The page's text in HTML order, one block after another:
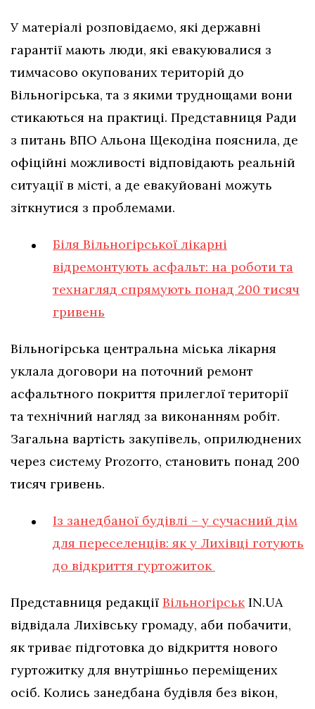
У матеріалі розповідаємо, які державні
гарантії мають люди, які евакуювалися з
тимчасово окупованих територій до
Вільногірська, та з якими труднощами вони
стикаються на практиці. Представниця Ради
з питань ВПО Альона Щекодіна пояснила, де
офіційні можливості відповідають реальній
ситуації в місті, а де евакуйовані можуть
зіткнутися з проблемами.
Біля Вільногірської лікарні
відремонтують асфальт: на роботи та
технагляд спрямують понад 200 тисяч
гривень
Вільногірська центральна міська лікарня
уклала договори на поточний ремонт
асфальтного покриття прилеглої території
та технічний нагляд за виконанням робіт.
Загальна вартість закупівель, оприлюднених
через систему Prozorro, становить понад 200
тисяч гривень.
Із занедбаної будівлі – у сучасний дім
для переселенців: як у Лихівці готують
до відкриття гуртожиток
Представниця редакції ВільногірськIN.UA
відвідала Лихівську громаду, аби побачити,
як триває підготовка до відкриття нового
гуртожитку для внутрішньо переміщених
осіб. Колись занедбана будівля без вікон,